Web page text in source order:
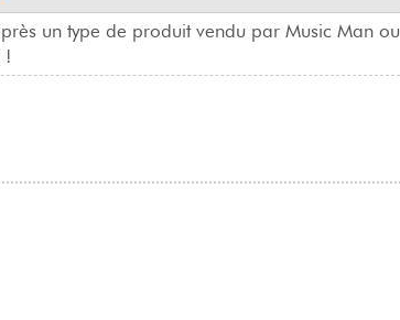
un type de produit vendu par Music Man ou
!